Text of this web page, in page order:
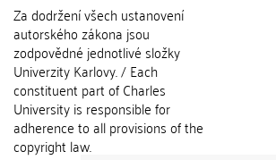
Za dodržení všech ustanovení
autorského zákona jsou
zodpovědné jednotlivé složky
Univerzity Karlovy. / Each
constituent part of Charles
University is responsible for
adherence to all provisions of the
copyright law.